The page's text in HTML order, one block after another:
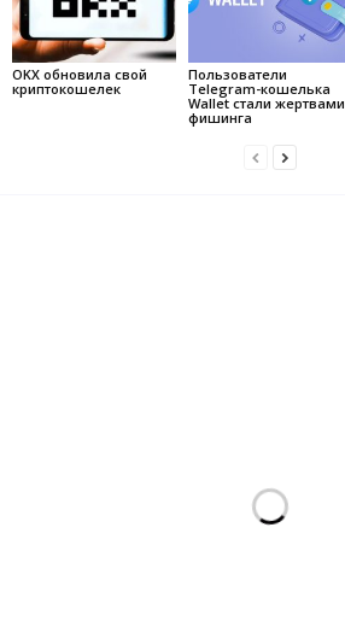
OKX обновила свой
криптокошелек
Пользователи
Telegram-кошелька
Wallet стали жертвами
фишинга